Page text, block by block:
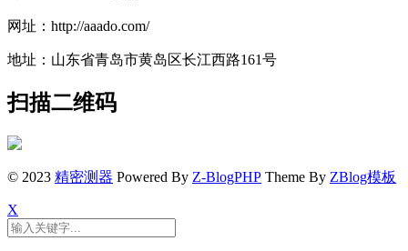
网址：http://aaado.com/
地址：山东省青岛市黄岛区长江西路161号
扫描二维码
© 2023 精密测器 Powered By Z-BlogPHP Theme By ZBlog模板
X